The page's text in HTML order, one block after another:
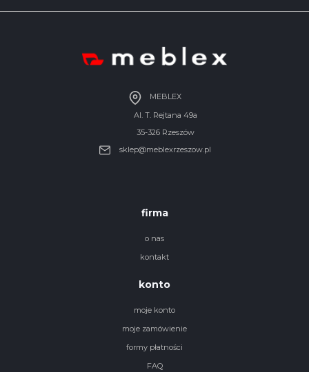
MEBLEX
Al. T. Rejtana 49a
35-326 Rzeszów
sklep@meblexrzeszow.pl
firma
o nas
kontakt
konto
moje konto
moje zamówienie
formy płatności
FAQ